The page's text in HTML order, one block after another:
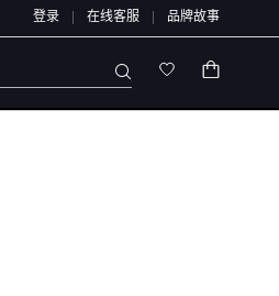
售后/退款仅通过店铺官方通道办理，退
登录 在线客服 品牌故事